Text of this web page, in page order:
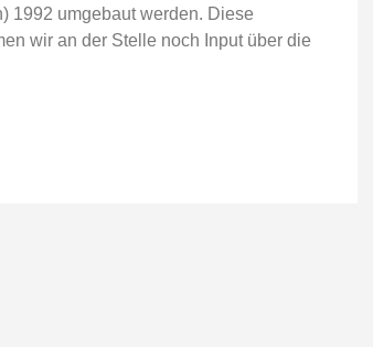
1992 umgebaut werden. Diese
wir an der Stelle noch Input über die